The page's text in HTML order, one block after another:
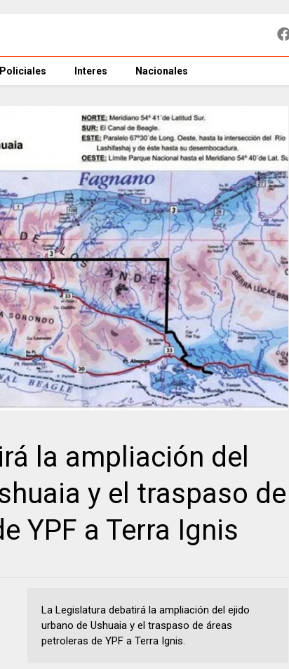
Policiales Interes Nacionales
la ampliación del
y el traspaso de
YPF a Terra Ignis
La Legislatura debatirá la ampliación del ejido
urbano de Ushuaia y el traspaso de áreas
petroleras de YPF a Terra Ignis.